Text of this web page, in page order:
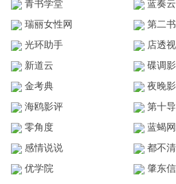
青书学堂
蓝奏云
瑞丽女性网
第二
光环助手
店透
新道云
碟调
金考典
夜晚
海鸥影评
第十
零角度
蓝蝎
感情说说
都不
优学院 肇东